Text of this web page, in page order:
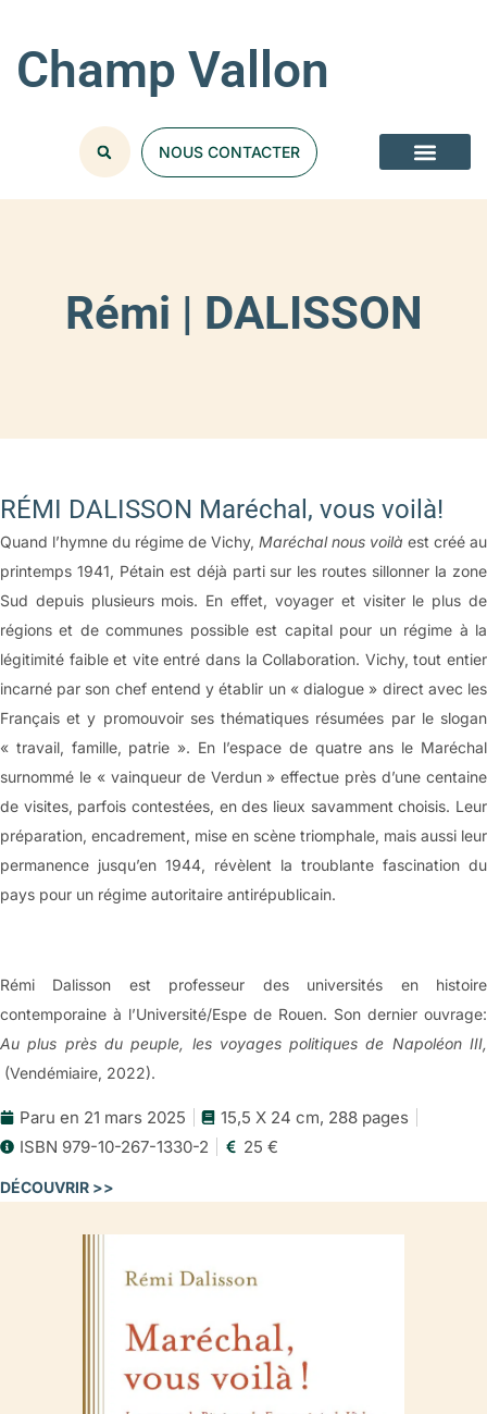
Champ Vallon
NOUS CONTACTER
Rémi | DALISSON
RÉMI DALISSON Maréchal, vous voilà!
Quand l’hymne du régime de Vichy, Maréchal nous voilà est créé au
printemps 1941, Pétain est déjà parti sur les routes sillonner la zone
Sud depuis plusieurs mois. En effet, voyager et visiter le plus de
régions et de communes possible est capital pour un régime à la
légitimité faible et vite entré dans la Collaboration. Vichy, tout entier
incarné par son chef entend y établir un « dialogue » direct avec les
Français et y promouvoir ses thématiques résumées par le slogan
« travail, famille, patrie ». En l’espace de quatre ans le Maréchal
surnommé le « vainqueur de Verdun » effectue près d’une centaine
de visites, parfois contestées, en des lieux savamment choisis. Leur
préparation, encadrement, mise en scène triomphale, mais aussi leur
permanence jusqu’en 1944, révèlent la troublante fascination du
pays pour un régime autoritaire antirépublicain.
Rémi Dalisson est professeur des universités en histoire
contemporaine à l’Université/Espe de Rouen. Son dernier ouvrage:
Au plus près du peuple, les voyages politiques de Napoléon III,
(Vendémiaire, 2022).
Paru en 21 mars 2025
15,5 X 24 cm, 288 pages
ISBN 979-10-267-1330-2
25 €
DÉCOUVRIR >>